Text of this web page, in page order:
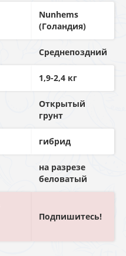
Nunhems
(Голандия)
Среднепоздний
1,9-2,4 кг
Открытый
грунт
гибрид
на разрезе
беловатый
Подпишитесь!